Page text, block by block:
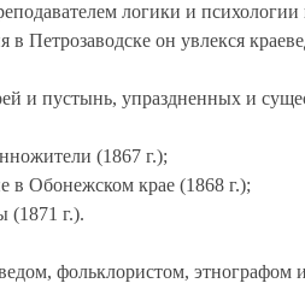
логики и
Петрозаводске он увлекся
и пустынь, упраздненных и
(1867 г.);
в Обонежском крае (1868 г.);
(1871 г.).
фольклористом, этнографом